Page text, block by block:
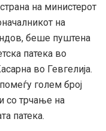
на министерот
на
беше пуштена
патека во
во Гевгелија.
голем број
со трчање на
патека.